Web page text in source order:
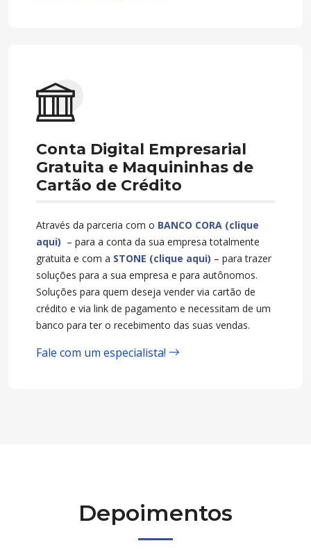
Conta Digital Empresarial
Gratuita e Maquininhas de
Cartão de Crédito
Através da parceria com o BANCO CORA (clique
aqui) – para a conta da sua empresa totalmente
gratuita e com a STONE (clique aqui) – para trazer
soluções para a sua empresa e para autônomos.
Soluções para quem deseja vender via cartão de
crédito e via link de pagamento e necessitam de um
banco para ter o recebimento das suas vendas.
Fale com um especialista!
Depoimentos